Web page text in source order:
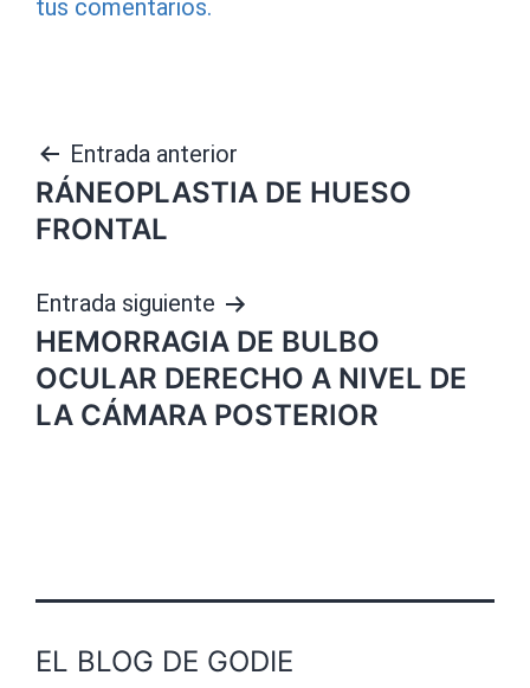
tus comentarios.
Navegación
de
Entrada anterior
RÁNEOPLASTIA DE HUESO
FRONTAL
Entrada siguiente
HEMORRAGIA DE BULBO
OCULAR DERECHO A NIVEL DE
LA CÁMARA POSTERIOR
EL BLOG DE GODIE